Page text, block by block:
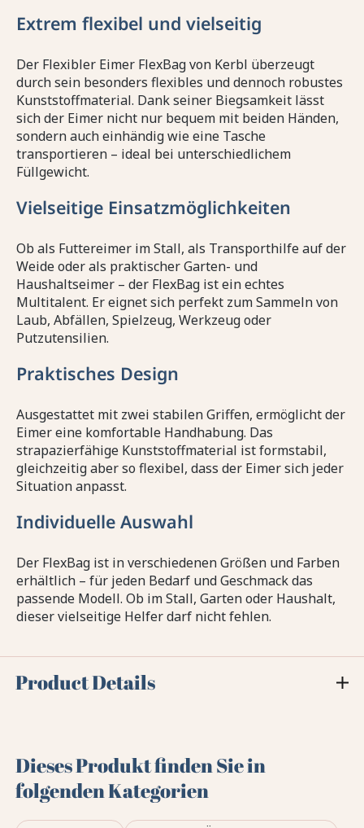
Extrem flexibel und vielseitig
Der Flexibler Eimer FlexBag von Kerbl überzeugt
durch sein besonders flexibles und dennoch robustes
Kunststoffmaterial. Dank seiner Biegsamkeit lässt
sich der Eimer nicht nur bequem mit beiden Händen,
sondern auch einhändig wie eine Tasche
transportieren – ideal bei unterschiedlichem
Füllgewicht.
Vielseitige Einsatzmöglichkeiten
Ob als Futtereimer im Stall, als Transporthilfe auf der
Weide oder als praktischer Garten- und
Haushaltseimer – der FlexBag ist ein echtes
Multitalent. Er eignet sich perfekt zum Sammeln von
Laub, Abfällen, Spielzeug, Werkzeug oder
Putzutensilien.
Praktisches Design
Ausgestattet mit zwei stabilen Griffen, ermöglicht der
Eimer eine komfortable Handhabung. Das
strapazierfähige Kunststoffmaterial ist formstabil,
gleichzeitig aber so flexibel, dass der Eimer sich jeder
Situation anpasst.
Individuelle Auswahl
Der FlexBag ist in verschiedenen Größen und Farben
erhältlich – für jeden Bedarf und Geschmack das
passende Modell. Ob im Stall, Garten oder Haushalt,
dieser vielseitige Helfer darf nicht fehlen.
Product Details
Dieses Produkt finden Sie in
folgenden Kategorien